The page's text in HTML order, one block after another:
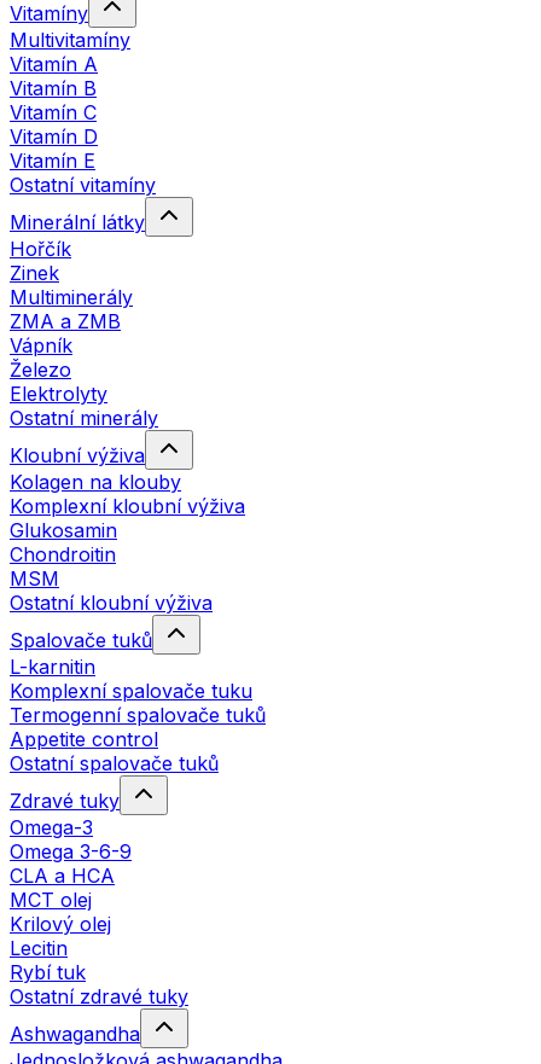
Vitamíny
Multivitamíny
Vitamín A
Vitamín B
Vitamín C
Vitamín D
Vitamín E
Ostatní vitamíny
Minerální látky
Hořčík
Zinek
Multiminerály
ZMA a ZMB
Vápník
Železo
Elektrolyty
Ostatní minerály
Kloubní výživa
Kolagen na klouby
Komplexní kloubní výživa
Glukosamin
Chondroitin
MSM
Ostatní kloubní výživa
Spalovače tuků
L-karnitin
Komplexní spalovače tuku
Termogenní spalovače tuků
Appetite control
Ostatní spalovače tuků
Zdravé tuky
Omega-3
Omega 3-6-9
CLA a HCA
MCT olej
Krilový olej
Lecitin
Rybí tuk
Ostatní zdravé tuky
Ashwagandha